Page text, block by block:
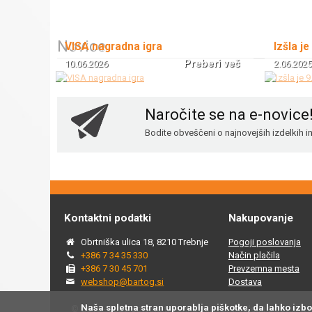
Novice
VISA nagradna igra
10.06.2026 Preberi več
Izšla
2.06.2025
Naročite se na e-novice!
Bodite obveščeni o najnovejših izdelkih
Kontaktni podatki
Obrtniška ulica 18, 8210 Trebnje
+386 7 34 35 330
+386 7 30 45 701
webshop@bartog.si
Nakupovanje
Pogoji poslovanja
Način plačila
Prevzemna mesta
Dostava
© 2015 - 2025 Spletna trgovina Bartog, v spletni trgovini
Naša spletna stran uporablja piškotke, da lahko